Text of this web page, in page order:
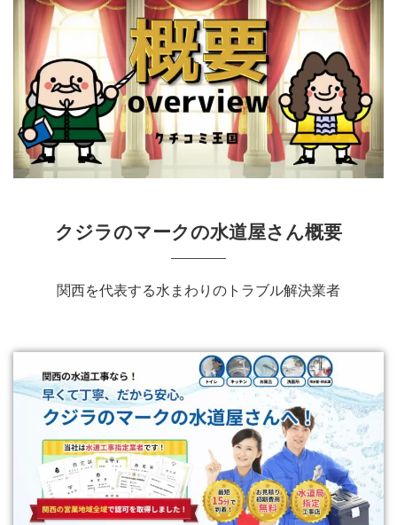
クジラのマークの水道屋さん概要
関西を代表する水まわりのトラブル解決業者